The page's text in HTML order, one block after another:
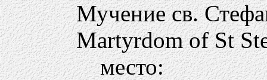
Мучение св.
Martyrdom of St
место: